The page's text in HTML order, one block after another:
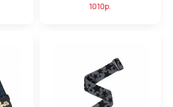
1010р.